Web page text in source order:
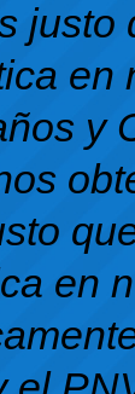
justo
en
y
en